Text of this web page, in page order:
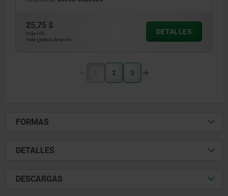
25,75 $
más IVA.
más gastos de envío
DETALLES
1 2 3
FORMAS
DETALLES
DESCARGAS